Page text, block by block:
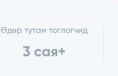
Өдөр тутам тоглогчид
3 сая+